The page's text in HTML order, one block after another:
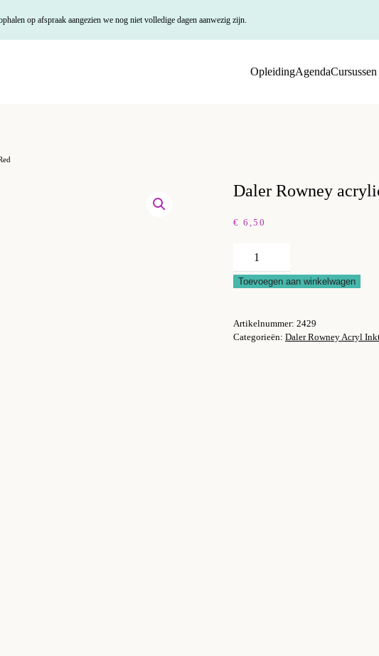
op afspraak aangezien we nog niet volledige dagen aanwezig zijn.
OpleidingAgenda
Daler Rowney
€ 6,50
Daler
Rowney
acrylic
fluo
Red
Toevoegen aan winkelwagen
Artikelnummer: 2429
Categorieën: Daler Rowney Acryl